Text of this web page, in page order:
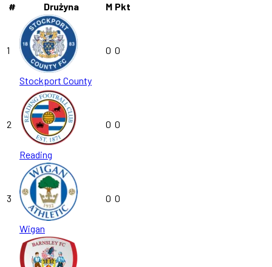
#
Drużyna M Pkt
1
Stockport County
0 0
2
Reading
0 0
3
Wigan
0 0